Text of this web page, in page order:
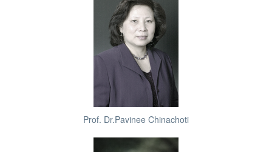
Prof. Dr.Pavinee Chinachoti